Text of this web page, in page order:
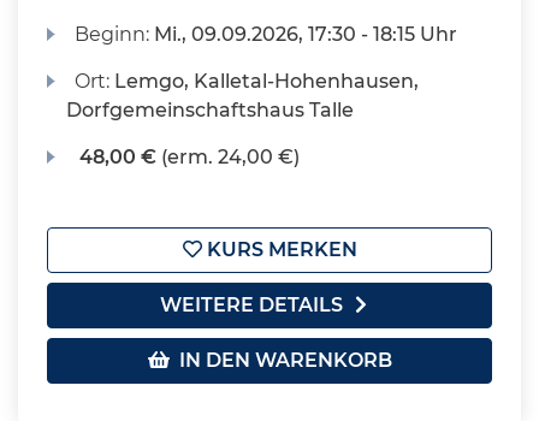
Beginn: Mi., 09.09.2026, 17:30 - 18:15 Uhr
Ort: Lemgo, Kalletal-Hohenhausen,
Dorfgemeinschaftshaus Talle
48,00 € (erm. 24,00 €)
KURS MERKEN
WEITERE DETAILS
IN DEN WARENKORB